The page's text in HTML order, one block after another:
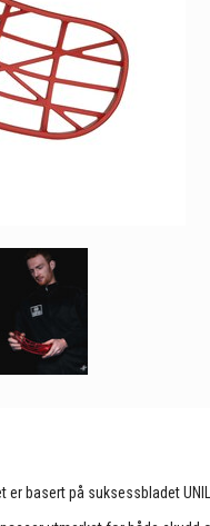
er basert på suksessbladet